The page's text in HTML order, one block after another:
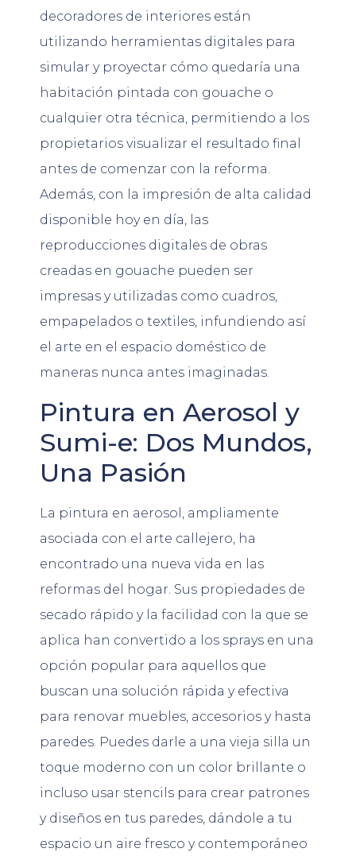
decoradores de interiores están
utilizando herramientas digitales para
simular y proyectar cómo quedaría una
habitación pintada con gouache o
cualquier otra técnica, permitiendo a los
propietarios visualizar el resultado final
antes de comenzar con la reforma.
Además, con la impresión de alta calidad
disponible hoy en día, las
reproducciones digitales de obras
creadas en gouache pueden ser
impresas y utilizadas como cuadros,
empapelados o textiles, infundiendo así
el arte en el espacio doméstico de
maneras nunca antes imaginadas.
Pintura en Aerosol y
Sumi-e: Dos Mundos,
Una Pasión
La pintura en aerosol, ampliamente
asociada con el arte callejero, ha
encontrado una nueva vida en las
reformas del hogar. Sus propiedades de
secado rápido y la facilidad con la que se
aplica han convertido a los sprays en una
opción popular para aquellos que
buscan una solución rápida y efectiva
para renovar muebles, accesorios y hasta
paredes. Puedes darle a una vieja silla un
toque moderno con un color brillante o
incluso usar stencils para crear patrones
y diseños en tus paredes, dándole a tu
espacio un aire fresco y contemporáneo